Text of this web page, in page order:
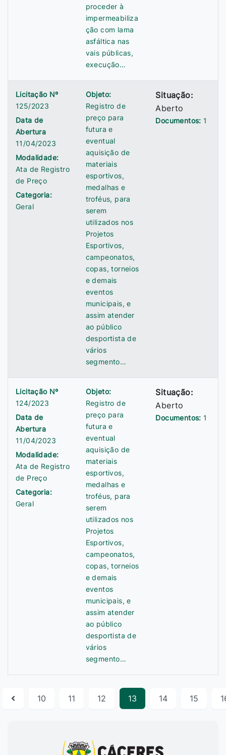
proceder à
impermeabiliza
ção com lama
asfáltica nas
vais públicas,
execução…
Licitação Nº
125/2023
Data de
Abertura
11/04/2023
Modalidade:
Ata de Registro
de Preço
Categoria:
Geral
Objeto:
Registro de
preço para
futura e
eventual
aquisição de
materiais
esportivos,
medalhas e
troféus, para
serem
utilizados nos
Projetos
Esportivos,
campeonatos,
copas, torneios
e demais
eventos
municipais, e
assim atender
ao público
desportista de
vários
segmento…
Situação:
Aberto
Documentos: 1
Licitação Nº
124/2023
Data de
Abertura
11/04/2023
Modalidade:
Ata de Registro
de Preço
Categoria:
Geral
Objeto:
Registro de
preço para
futura e
eventual
aquisição de
materiais
esportivos,
medalhas e
troféus, para
serem
utilizados nos
Projetos
Esportivos,
campeonatos,
copas, torneios
e demais
eventos
municipais, e
assim atender
ao público
desportista de
vários
segmento…
Situação:
Aberto
Documentos:1
10 11 12 13 14 15